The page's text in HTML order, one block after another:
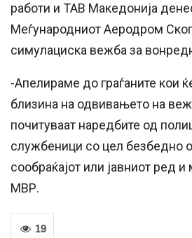
работи и ТАВ Македонија
Меѓународниот Аеродром
симулациска вежба за
-Апелираме до граѓаните кои
близина на одвивањето на
почитуваат наредбите од
службеници со цел безбедно
сообраќајот или јавниот ред
МВР.
19